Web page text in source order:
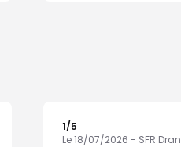
1/5
Le 18/07/2026 - SFR